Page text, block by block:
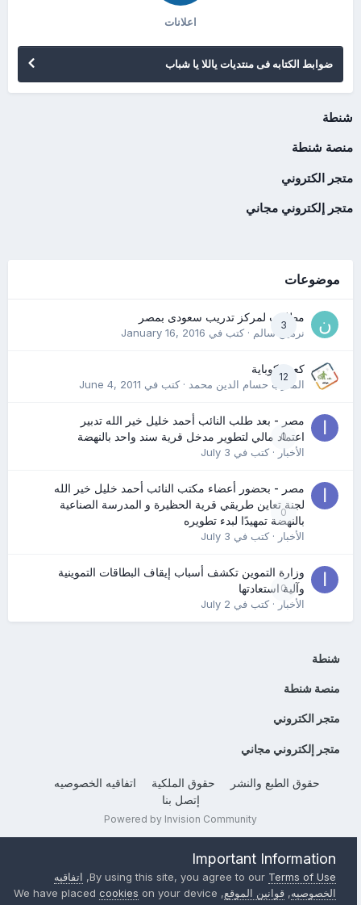
اعلانات
ضوابط الكتابه فى منتديات ياللا يا شباب
شنطة
منصة شنطة
متجر الكتروني
متجر إلكتروني مجاني
موضوعات
3
مطلوب لمركز تدريب سعودى بمصر
نرمين سالم· كتب في January 16, 2016
12
كعب كوباية
المدرب حسام الدين محمد· كتب في June 4, 2011
0
مصر - بعد طلب النائب أحمد خليل خير الله تدبير
اعتماد مالي لتطوير مدخل قرية سند واحد بالنهضة
الأخبار· كتب في July 3
0
مصر - بحضور أعضاء مكتب النائب أحمد خليل خير الله
لجنة تعاين طريقي قرية الحظيرة و المدرسة الصناعية
بالنهضة تمهيدًا لبدء تطويره
الأخبار· كتب في July 3
0
وزارة التموين تكشف أسباب إيقاف البطاقات التموينية
وآلية استعادتها
الأخبار· كتب في July 2
شنطة
منصة شنطة
متجر الكتروني
متجر إلكتروني مجاني
حقوق الطبع والنشر حقوق الملكية
اتفاقيه الخصوصيه
إتصل بنا
Powered by Invision Community
Important Information
By using this site, you agree to ourTerms of Use
, اتفاقيه
الخصوصيه, قوانين الموقع, We have placed
cookies on your device